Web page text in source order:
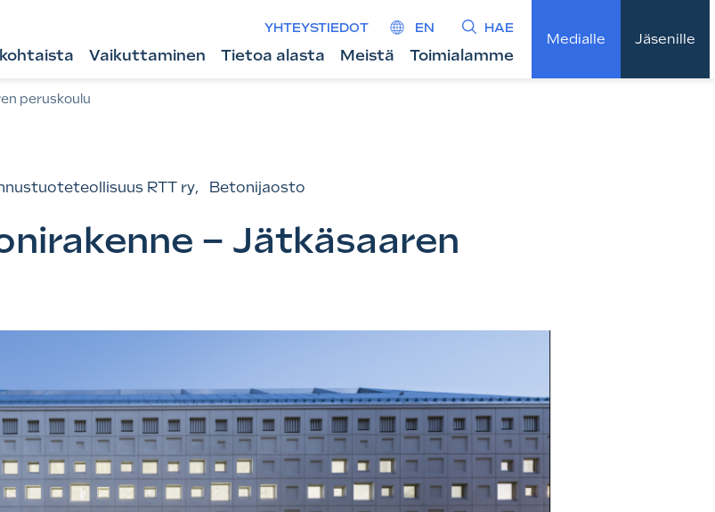
YHTEYSTIEDOT EN HAE
Vaikuttaminen Tietoa alasta Meistä Toimialamme
Medialle Jäsenille
peruskoulu
RTT ry, Betonijaosto
– Jätkäsaaren